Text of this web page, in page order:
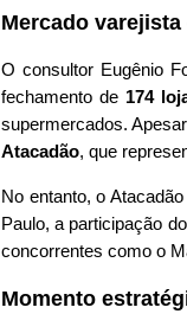
Mercado
O consultor Eugênio
fechamento de 174
supermercados.
Atacadão, que
No entanto, o
Paulo, a participação
concorrentes como o
Momento